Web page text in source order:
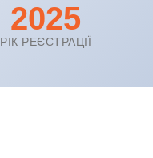
2025
РІК РЕЄСТРАЦІЇ